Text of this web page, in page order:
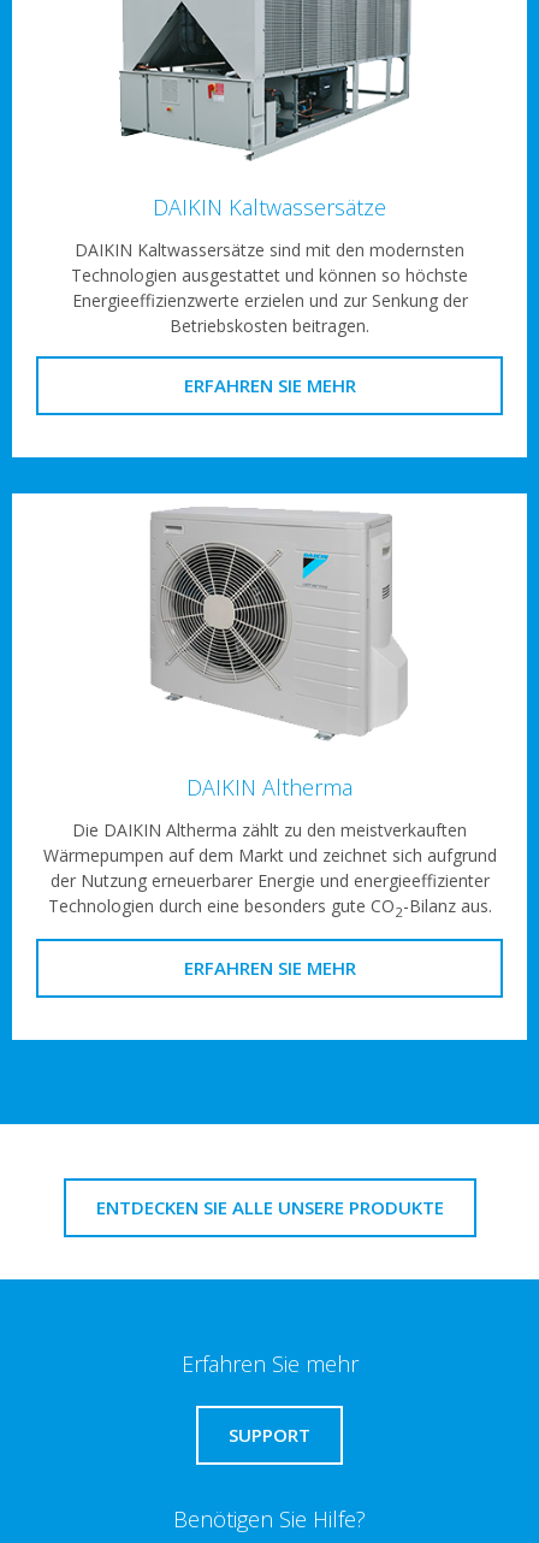
DAIKIN Kaltwassersätze
DAIKIN Kaltwassersätze sind mit den modernsten
Technologien ausgestattet und können so höchste
Energieeffizienzwerte erzielen und zur Senkung der
Betriebskosten beitragen.
ERFAHREN SIE MEHR
DAIKIN Altherma
Die DAIKIN Altherma zählt zu den meistverkauften
Wärmepumpen auf dem Markt und zeichnet sich aufgrund
der Nutzung erneuerbarer Energie und energieeffizienter
Technologien durch eine besonders gute CO2-Bilanz aus.
ERFAHREN SIE MEHR
ENTDECKEN SIE ALLE UNSERE PRODUKTE
Erfahren Sie mehr
SUPPORT
Benötigen Sie Hilfe?